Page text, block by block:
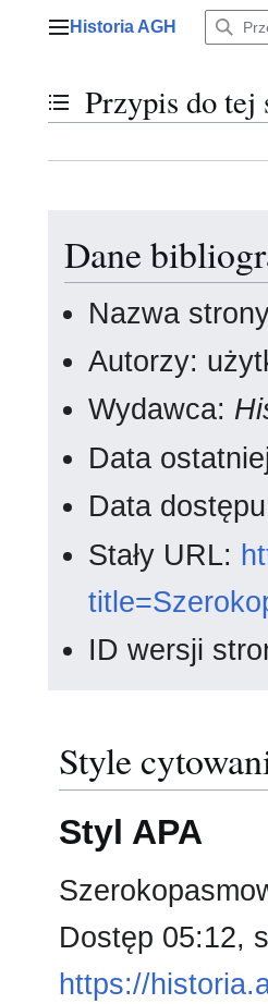
Menu główne
Historia AGH
Przełącz stan spisu treści
Przypis do tej
Dane
Nazwa
Autorzy:
Wydawca:
Data
Data
Stały URL:
ID wersji
Style
Styl APA
Dostęp 05:12,
https://